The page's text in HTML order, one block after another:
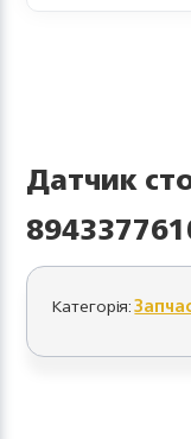
Датчик
Категорія: